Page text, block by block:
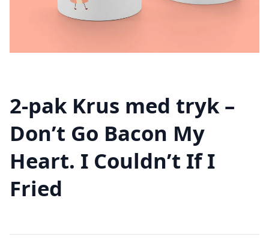
2-pak Krus med tryk –
Don’t Go Bacon My
Heart. I Couldn’t If I
Fried